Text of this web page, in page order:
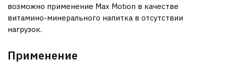
возможно применение Max Motion в качестве
витамино-минерального напитка в отсутствии
нагрузок.
Применение